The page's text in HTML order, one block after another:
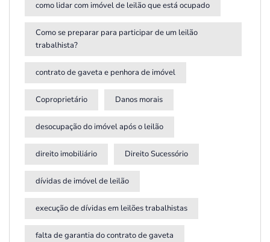
como lidar com imóvel de leilão que está ocupado
Como se preparar para participar de um leilão
trabalhista?
contrato de gaveta e penhora de imóvel
Coproprietário Danos morais
desocupação do imóvel após o leilão
direito imobiliário Direito Sucessório
dívidas de imóvel de leilão
execução de dívidas em leilões trabalhistas
falta de garantia do contrato de gaveta